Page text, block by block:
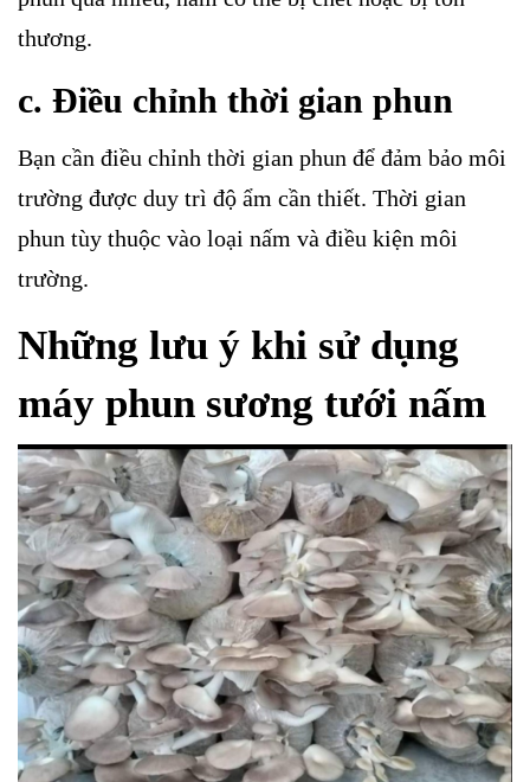
thương.
c. Điều chỉnh thời gian phun
Bạn cần điều chỉnh thời gian phun để đảm bảo môi
trường được duy trì độ ẩm cần thiết. Thời gian
phun tùy thuộc vào loại nấm và điều kiện môi
trường.
Những lưu ý khi sử dụng
máy phun sương tưới nấm